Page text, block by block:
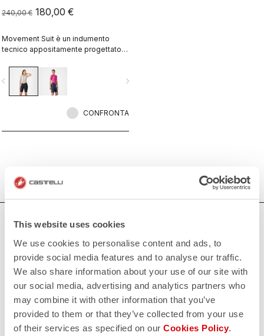
This website uses cookies
We use cookies to personalise content and ads, to
provide social media features and to analyse our traffic.
We also share information about your use of our site with
our social media, advertising and analytics partners who
may combine it with other information that you’ve
provided to them or that they’ve collected from your use
of their services as specified on our Cookies Policy.
240,00 € 180,00 €
Movement Suit è un indumento
tecnico appositamente progettato
ciclismo ad alta intensità.
navigate_next
CONFRONTA
HAI BISOGNO DI AIUTO?
Per ogni tuo dubbio o necessità di supporto non ti
preoccupare,siamo qui per te!
email
CONTATTACI
Contatta il nostro Servizio Clienti